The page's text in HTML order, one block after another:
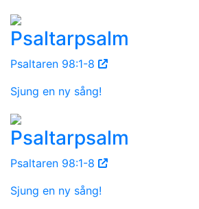
Psaltarpsalm
Psaltaren 98:1-8
Sjung en ny sång!
Psaltarpsalm
Psaltaren 98:1-8
Sjung en ny sång!